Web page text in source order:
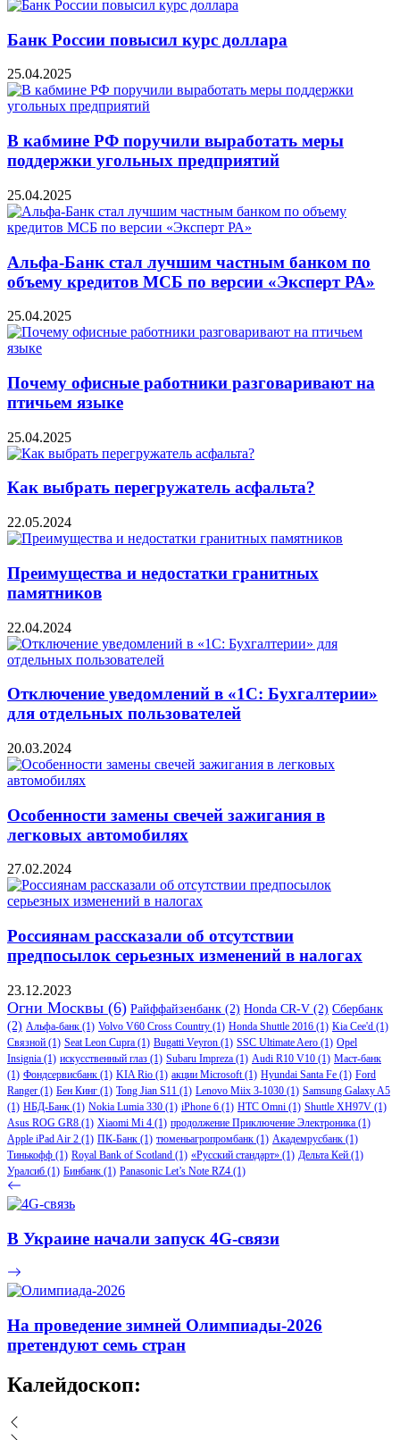
Банк России повысил курс доллара
25.04.2025
В кабмине РФ поручили выработать меры
поддержки угольных предприятий
25.04.2025
Альфа-Банк стал лучшим частным банком по
объему кредитов МСБ по версии «Эксперт РА»
25.04.2025
Почему офисные работники разговаривают на
птичьем языке
25.04.2025
Как выбрать перегружатель асфальта?
22.05.2024
Преимущества и недостатки гранитных
памятников
22.04.2024
Отключение уведомлений в «1С: Бухгалтерии»
для отдельных пользователей
20.03.2024
Особенности замены свечей зажигания в
легковых автомобилях
27.02.2024
Россиянам рассказали об отсутствии
предпосылок серьезных изменений в налогах
23.12.2023
Огни Москвы (6) Райффайзенбанк (2) Honda CR-V (2) Сбербанк
(2) Альфа-банк (1) Volvo V60 Cross Country (1) Honda Shuttle 2016 (1) Kia Cee'd (1)
Связной (1) Seat Leon Cupra (1) Bugatti Veyron (1) SSC Ultimate Aero (1) Opel
Insignia (1) искусственный глаз (1) Subaru Impreza (1) Audi R10 V10 (1) Маст-банк
(1) Фондсервисбанк (1) KIA Rio (1) акции Microsoft(1) Hyundai Santa Fe (1) Ford
Ranger (1) Бен Кинг (1) Tong Jian S11 (1) Lenovo Miix 3-1030 (1) Samsung Galaxy A5
(1) НБД-Банк (1) Nokia Lumia 330 (1) iPhone 6 (1) HTC Omni (1) Shuttle XH97V (1)
Asus ROG GR8 (1) Xiaomi Mi 4 (1) продолжение Приключение Электроника (1)
Apple iPad Air 2 (1) ПК-Банк (1) тюменьагропромбанк (1) Академрусбанк (1)
Тинькофф (1) Royal Bank of Scotland (1) «Русский стандарт» (1) Дельта Кей (1)
Уралсиб (1) Бинбанк (1) Panasonic Let’s Note RZ4 (1)
В Украине начали запуск 4G-связи
На проведение зимней Олимпиады-2026
претендуют семь стран
Калейдоскоп: